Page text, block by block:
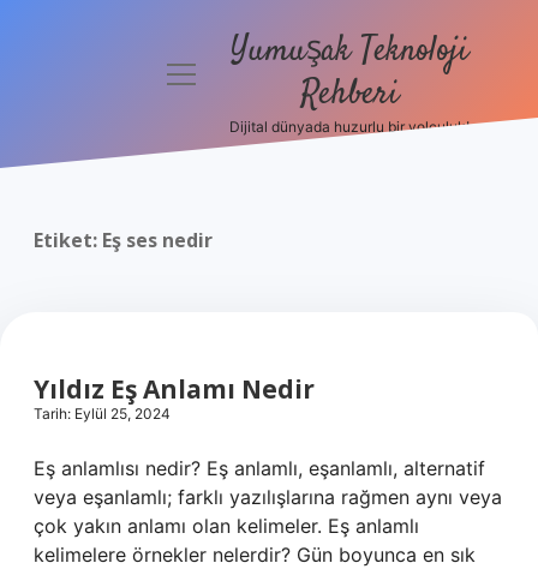
Politikası
menüyüYumuşak Teknoloji
Rehberi
Dijital dünyada huzurlu bir yolculuk!
Etiket: Eş ses nedir
Yıldız Eş Anlamı Nedir
Tarih: Eylül 25, 2024
Eş anlamlısı nedir? Eş anlamlı, eşanlamlı, alternatif
veya eşanlamlı; farklı yazılışlarına rağmen aynı veya
çok yakın anlamı olan kelimeler. Eş anlamlı
kelimelere örnekler nelerdir? Gün boyunca en sık